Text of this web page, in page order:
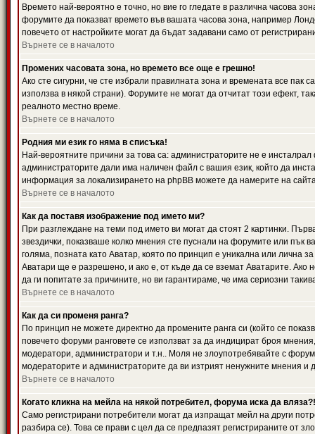
Времето най-вероятно е точно, но вие го гледате в различна часова
форумите да показват времето във вашата часова зона, например
повечето от настройките могат да бъдат задавани само от
Върнете се в началото
Промених часовата зона, но времето все още е грешно!
Ако сте сигурни, че сте избрали правилната зона и времената все
използва в някой страни). Форумите не могат да отчитат този ефект,
реалното местно време.
Върнете се в началото
Родния ми език го няма в списъка!
Най-вероятните причини за това са: администраторите не е
администраторите дали има наличен файл с вашия език, който да
информация за локализирането на phpBB можете да намерите на
Върнете се в началото
Как да поставя изображение под името ми?
При разглеждане на теми под името ви могат да стоят 2 картинки.
звездички, показваше колко мнения сте пуснали на форумите или пък
голяма, позната като Аватар, която по принцип е уникална или лична
Аватари ще е разрешено, и ако е, от къде да се вземат Аватарите.
да ги попитате за причините, но ви гарантираме, че има сериозни
Върнете се в началото
Как да си променя ранга?
По принцип не можете директно да промените ранга си (който се
повечето форуми ранговете се използват за да индицират броя
модератори, администратори и т.н.. Моля не злоупотребявайте с
модераторите и администраторите да ви изтрият ненужните мнения и
Върнете се в началото
Когато кликна на мейла на някой потребител, форума иска да вляза?!
Само регистрирани потребители могат да изпращат мейл на други
разбира се). Това се прави с цел да се предпазят регистрираните от